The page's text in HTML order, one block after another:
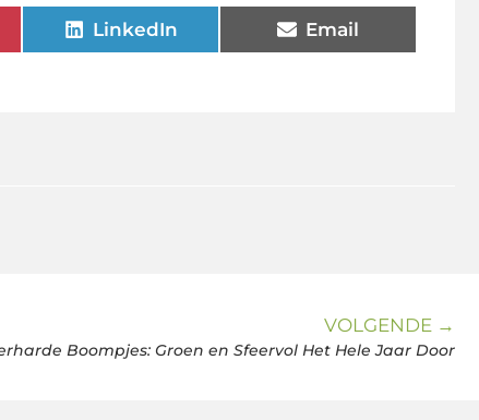
LinkedIn Email
VOLGENDE →
Boompjes: Groen en Sfeervol Het Hele Jaar Door